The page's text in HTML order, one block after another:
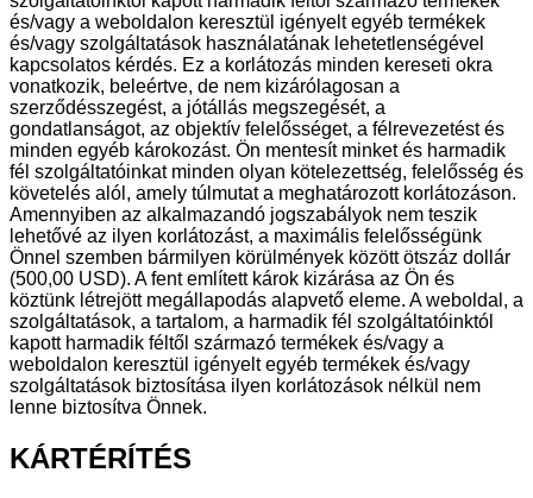
és/vagy a weboldalon keresztül igényelt egyéb termékek
és/vagy szolgáltatások használatának lehetetlenségével
kapcsolatos kérdés. Ez a korlátozás minden kereseti okra
vonatkozik, beleértve, de nem kizárólagosan a
szerződésszegést, a jótállás megszegését, a
gondatlanságot, az objektív felelősséget, a félrevezetést és
minden egyéb károkozást. Ön mentesít minket és harmadik
fél szolgáltatóinkat minden olyan kötelezettség, felelősség és
követelés alól, amely túlmutat a meghatározott korlátozáson.
Amennyiben az alkalmazandó jogszabályok nem teszik
lehetővé az ilyen korlátozást, a maximális felelősségünk
Önnel szemben bármilyen körülmények között ötszáz dollár
(500,00 USD). A fent említett károk kizárása az Ön és
köztünk létrejött megállapodás alapvető eleme. A weboldal, a
szolgáltatások, a tartalom, a harmadik fél szolgáltatóinktól
kapott harmadik féltől származó termékek és/vagy a
weboldalon keresztül igényelt egyéb termékek és/vagy
szolgáltatások biztosítása ilyen korlátozások nélkül nem
lenne biztosítva Önnek.
KÁRTÉRÍTÉS